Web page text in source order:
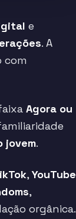
e
. A
com
Agora ou
jovem.
,YouTube
,
orgânica.